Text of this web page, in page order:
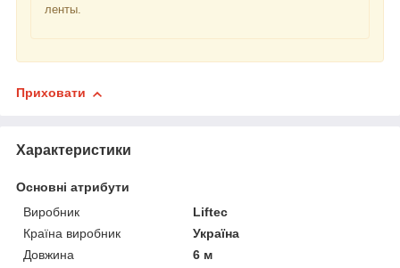
ленты.
Приховати
Характеристики
Основні атрибути
Виробник
Liftec
Країна виробник
Україна
Довжина
6 м